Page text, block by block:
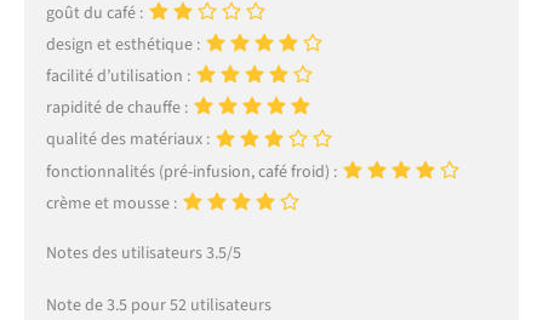
goût du café :
design et esthétique :
facilité d’utilisation :
rapidité de chauffe :
qualité des matériaux :
fonctionnalités (pré-infusion, café froid) :
crème et mousse :
Notes des utilisateurs 3.5/5
Note de 3.5 pour 52 utilisateurs